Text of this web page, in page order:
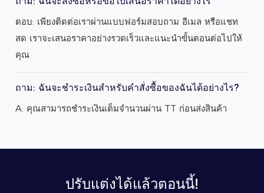
ตอบ: เพียงติดต่อเราผ่านแบบฟอร์มสอบถาม อีเมล หรือแชท
สด เราจะเสนอราคาอย่างรวดเร็วและแนะนำขั้นตอนต่อไปให้
คุณ
ถาม: ฉันจะชำระเงินสำหรับคำสั่งซื้อของฉันได้อย่างไร?
A: คุณสามารถชำระเงินเต็มจำนวนผ่าน TT ก่อนส่งสินค้า
ปรับแต่งได้แล้วตอนนี้!